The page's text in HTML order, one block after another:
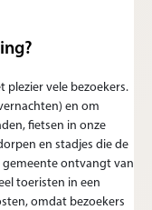
plezier vele bezoekers.
en om
fietsen in onze
en stadjes die de
gemeente ontvangt van
toeristen in een
omdat bezoekers